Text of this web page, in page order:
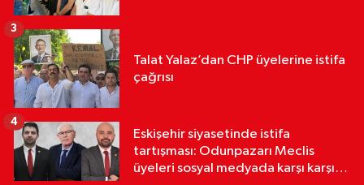
Talat Yalaz’dan CHP üyelerine istifa
çağrısı
3
Eskişehir siyasetinde istifa
tartışması: Odunpazarı Meclis
üyeleri sosyal medyada karşı karşıya
4